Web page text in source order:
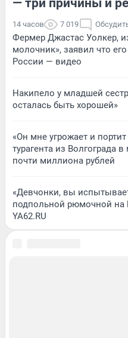
— три причины и
14 часов 7 019
Фермер Джастас Уолкер,
молочник», заявил что
России — видео
Накипело у младшей
осталась быть хорошей»
«Он мне угрожает и
турагента из Волгограда
почти миллиона рублей
«Девчонки, вы
подпольной рюмочной на
YA62.RU